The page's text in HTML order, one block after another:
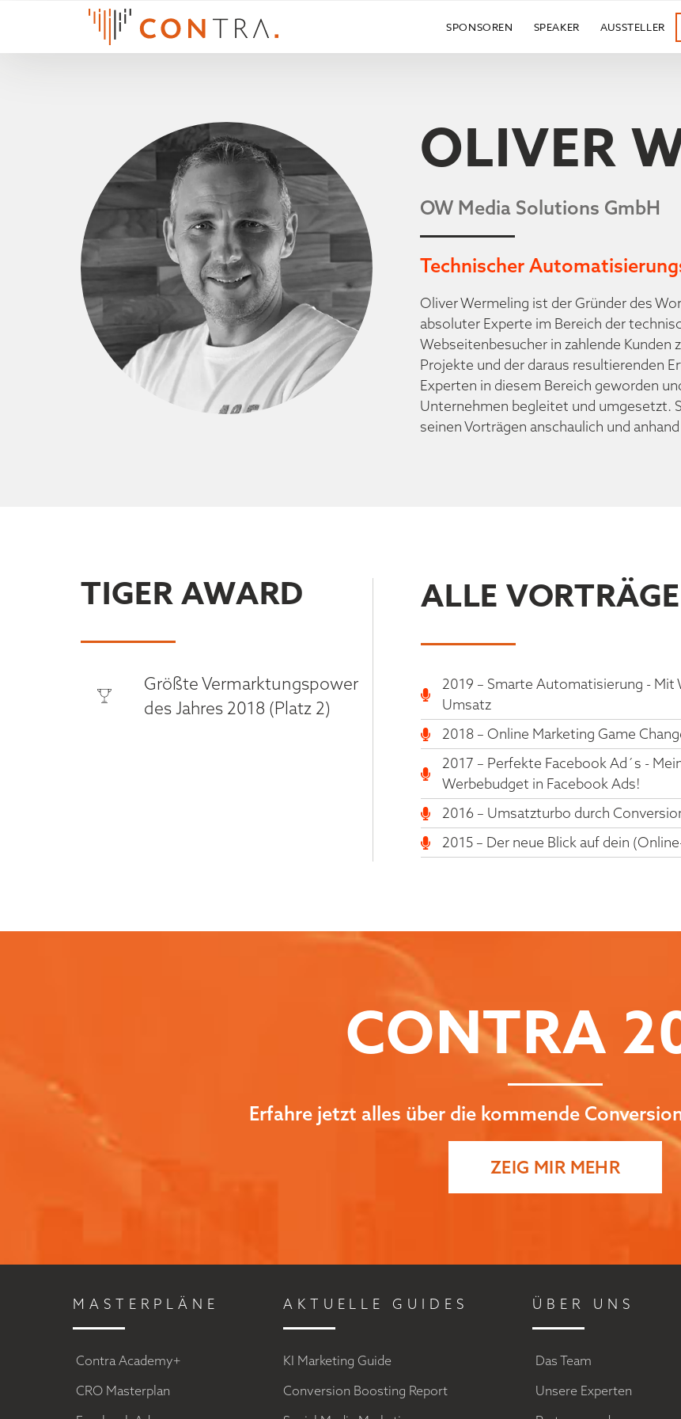
SPONSOREN SPEAKER AUSSTELLER
OLIVER
OW Media Solutions GmbH
Technischer
Oliver Wermeling ist der Gründer des
absoluter Experte im Bereich der
Webseitenbesucher in zahlende Kunden
Projekte und der daraus resultierenden
Experten in diesem Bereich geworden
Unternehmen begleitet und umgesetzt.
seinen Vorträgen anschaulich und
TIGER AWARD
Größte Vermarktungspower
des Jahres 2018 (Platz 2)
ALLE VORTRÄGE
2019 – Smarte Automatisierung -
Umsatz
2018 – Online Marketing Game
2017 – Perfekte Facebook Ad´s -
Werbebudget in Facebook Ads!
2016 – Umsatzturbo durch
2015 – Der neue Blick auf dein
CONTRA
Erfahre jetzt alles über die kommende
ZEIG MIR MEHR
MASTERPLÄNE
Contra Academy+
CRO Masterplan
AKTUELLE GUIDES
KI Marketing Guide
Conversion Boosting Report
ÜBER UNS
Das Team
Unsere Experten